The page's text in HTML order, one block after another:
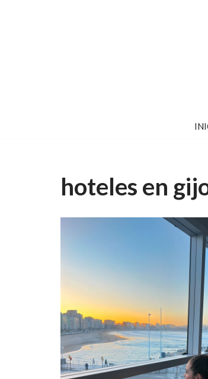
hoteles en